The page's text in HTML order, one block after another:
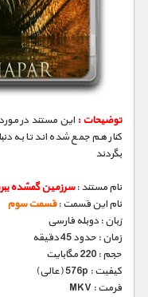
مسابقات / ورزشی
مستند های اختصاصی
توضیحات : این مستند در
کنار هم جمع شده اند تا به
بگردند
نام مستند :سرزمین گمشده
نام این قسمت :قسمت سوم
زبان : دوبله فارسی
زمان : حدود 45 دقیقه
حجم : 220 مگابایت
کیفیت : 576p (عالی)
فرمت : MKV